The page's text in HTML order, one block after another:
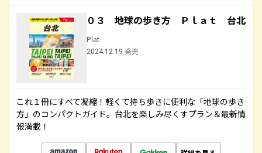
０３ 地球の歩き方 Ｐｌａｔ 台北
Plat
2024.12.19 発売
これ１冊にすべて凝縮！軽くて持ち歩きに便利な「地球の歩き
方」のコンパクトガイド。台北を楽しみ尽くすプラン＆最新情
報満載！